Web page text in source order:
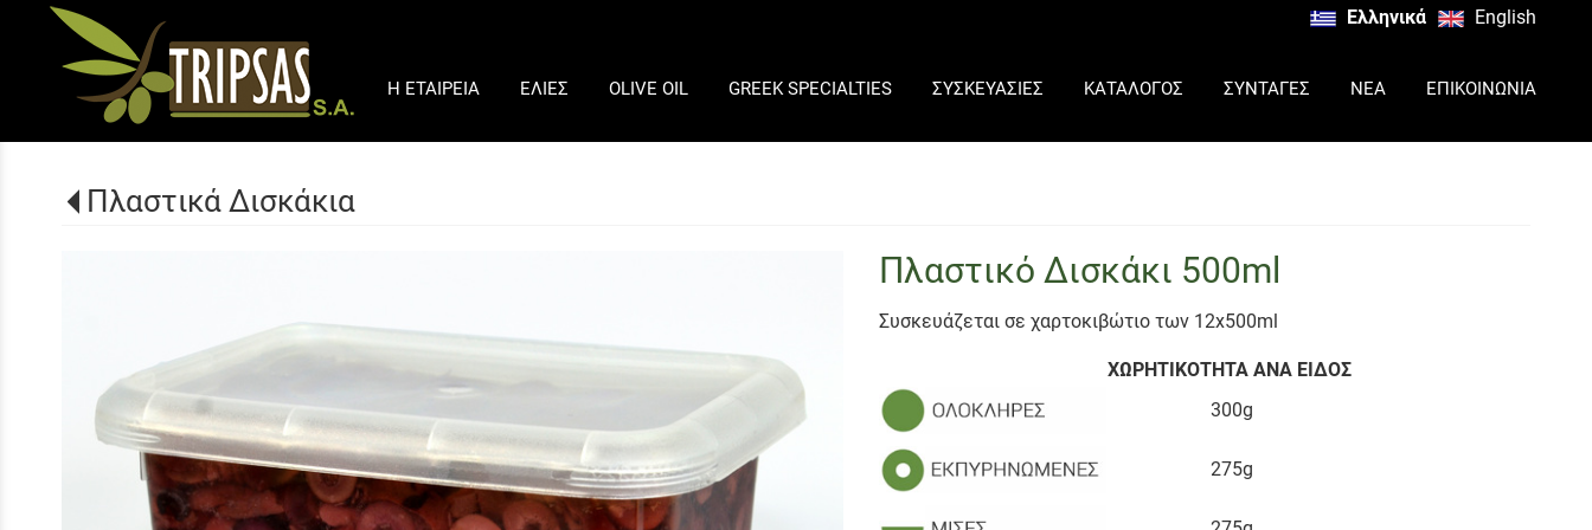
Ελληνικά English
Η ΕΤΑΙΡΕΙΑ ΕΛΙΕΣ OLIVE OIL GREEK SPECIALTIES ΣΥΣΚΕΥΑΣΙΕΣ ΚΑΤΑΛΟΓΟΣ ΣΥΝΤΑΓΕΣ ΝΕΑ ΕΠΙΚΟΙΝΩΝΙΑ
Πλαστικά Δισκάκια
Πλαστικό Δισκάκι 500ml
Συσκευάζεται σε χαρτοκιβώτιο των 12x500ml
ΧΩΡΗΤΙΚΟΤΗΤΑ ΑΝΑ ΕΙΔΟΣ
300g
275g